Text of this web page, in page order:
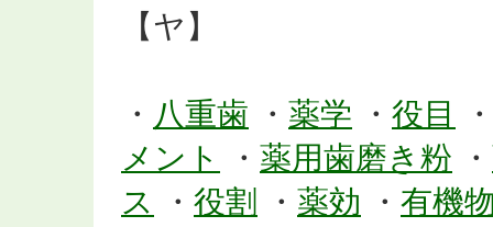
【ヤ】
・ 八重歯 ・ 薬学 ・ 役目
メント
・ 薬用歯磨き粉 ・
ス
・ 役割 ・ 薬効 ・ 有機